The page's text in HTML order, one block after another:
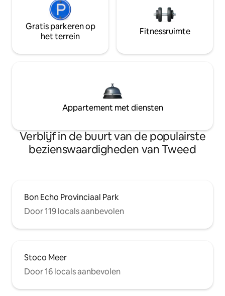
Gratis parkeren op
het terrein
Fitnessruimte
Appartement met diensten
Verblijf in de buurt van de populairste
bezienswaardigheden van Tweed
Bon Echo Provinciaal Park
Door 119 locals aanbevolen
Stoco Meer
Door 16 locals aanbevolen